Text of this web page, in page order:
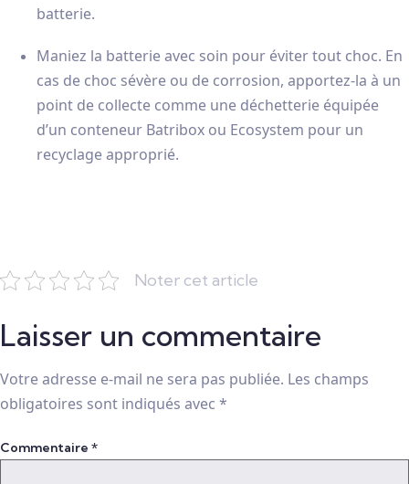
batterie.
Maniez la batterie avec soin pour éviter tout choc. En
cas de choc sévère ou de corrosion, apportez-la à un
point de collecte comme une déchetterie équipée
d’un conteneur Batribox ou Ecosystem pour un
recyclage approprié.
Noter cet article
Laisser un commentaire
Votre adresse e-mail ne sera pas publiée. Les champs
obligatoires sont indiqués avec *
Commentaire *